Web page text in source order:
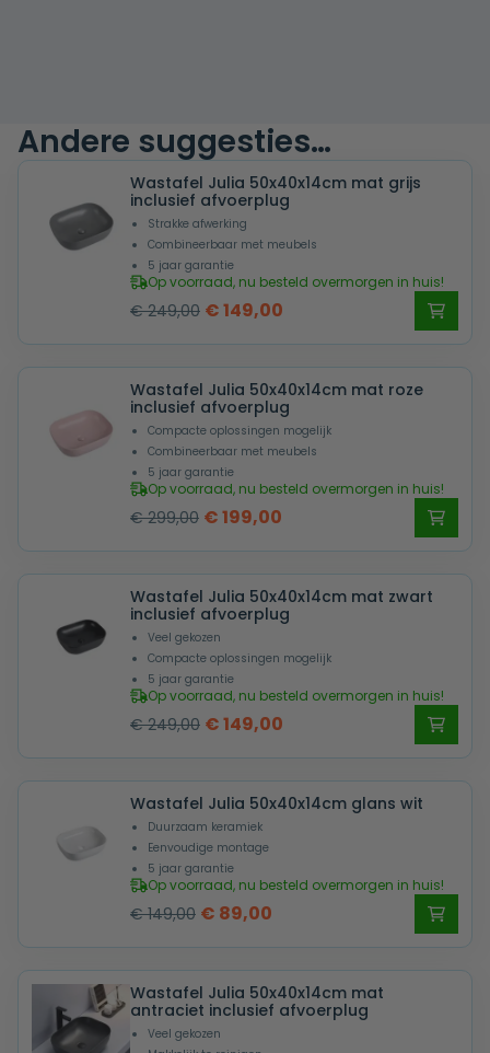
Andere suggesties…
Wastafel Julia 50x40x14cm mat grijs
inclusief afvoerplug
Strakke afwerking
Combineerbaar met meubels
5 jaar garantie
Op voorraad, nu besteld overmorgen in huis!
€249,00 Oorspronkelijke
was:
€ 249,00.
€149,00
is:
€ 149,00.
Wastafel Julia 50x40x14cm mat roze
inclusief afvoerplug
Compacte oplossingen mogelijk
Combineerbaar met meubels
5 jaar garantie
Op voorraad, nu besteld overmorgen in huis!
€299,00 Oorspronkelijke
was:
€ 299,00.
€199,00
is:
€ 199,00.
Wastafel Julia 50x40x14cm mat zwart
inclusief afvoerplug
Veel gekozen
Compacte oplossingen mogelijk
5 jaar garantie
Op voorraad, nu besteld overmorgen in huis!
€249,00 Oorspronkelijke
was:
€ 249,00.
€149,00
is:
€ 149,00.
Wastafel Julia 50x40x14cm glans wit
Duurzaam keramiek
Eenvoudige montage
5 jaar garantie
Op voorraad, nu besteld overmorgen in huis!
€149,00 Oorspronkelijke
was:
€ 149,00.
€ 89,00
is:
€ 89,00.
Wastafel Julia 50x40x14cm mat
antraciet inclusief afvoerplug
Veel gekozen